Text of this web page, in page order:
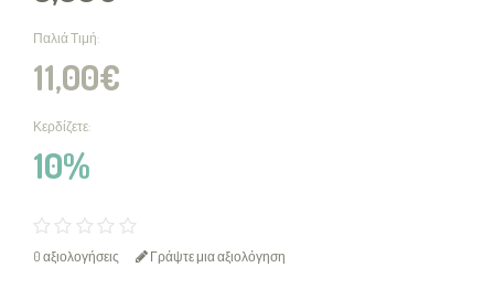
Παλιά Τιμή:
11,00€
Κερδίζετε:
10%
0 αξιολογήσεις Γράψτε μια αξιολόγηση